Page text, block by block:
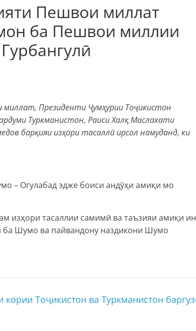
Пешвои миллат
ба Пешвои миллии
миллат, Президенти Ҷумҳурии Тоҷикистон
Туркманистон, Раиси Халқ Маслахати
барқияи изҳори тасаллӣ ирсол намуданд, ки
– Огулабад эдже боиси андӯҳи амиқи мо
изҳори тасаллии самимӣ ва таъзияи амиқи ин
ба Шумо ва пайвандону наздикони Шумо
Тоҷикистон ва Туркманистон